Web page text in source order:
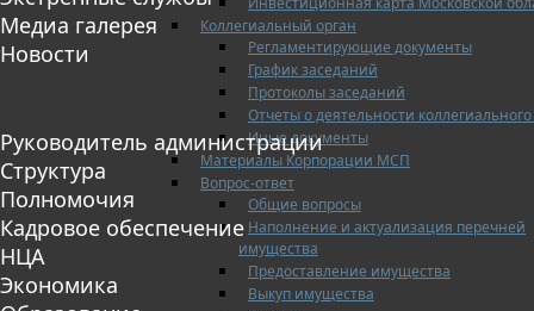
Коллегиальный орган
Регламентирующие документы
График заседаний
Протоколы заседаний
Отчеты о деятельности
Иные документы
Материалы Корпорации МСП
Вопрос-ответ
Общие вопросы
Наполнение и актуализация перечней
имущества
Предоставление имущества
Выкуп имущества
Медиа галерея
Новости
Руководитель администрации
Структура
Полномочия
Кадровое обеспечение
НЦА
Экономика